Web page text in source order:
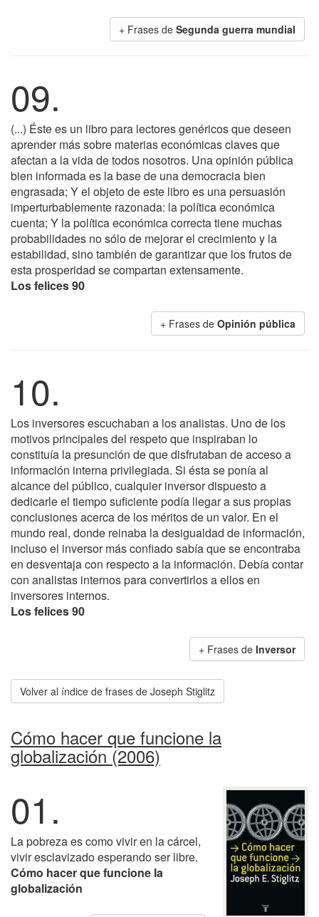
+ Frases de Segunda guerra mundial
09.
(...) Éste es un libro para lectores genéricos que deseen
aprender más sobre materias económicas claves que
afectan a la vida de todos nosotros. Una opinión pública
bien informada es la base de una democracia bien
engrasada; Y el objeto de este libro es una persuasión
imperturbablemente razonada: la política económica
cuenta; Y la política económica correcta tiene muchas
probabilidades no sólo de mejorar el crecimiento y la
estabilidad, sino también de garantizar que los frutos de
esta prosperidad se compartan extensamente.
Los felices 90
+ Frases de Opinión pública
10.
Los inversores escuchaban a los analistas. Uno de los
motivos principales del respeto que inspiraban lo
constituía la presunción de que disfrutaban de acceso a
información interna privilegiada. Si ésta se ponía al
alcance del público, cualquier inversor dispuesto a
dedicarle el tiempo suficiente podía llegar a sus propias
conclusiones acerca de los méritos de un valor. En el
mundo real, donde reinaba la desigualdad de información,
incluso el inversor más confiado sabía que se encontraba
en desventaja con respecto a la información. Debía contar
con analistas internos para convertirlos a ellos en
inversores internos.
Los felices 90
+ Frases de Inversor
Volver al índice de frases de Joseph Stiglitz
Cómo hacer que funcione la
globalización (2006)
01.
La pobreza es como vivir en la cárcel,
vivir esclavizado esperando ser libre.
Cómo hacer que funcione la
globalización